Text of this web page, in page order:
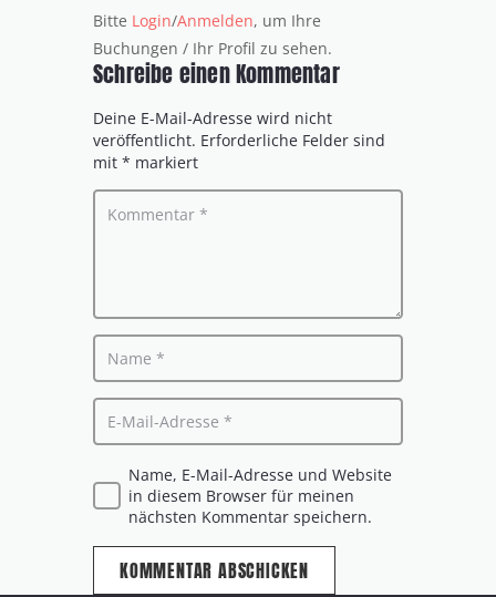
Bitte Login/Anmelden, um Ihre
Buchungen / Ihr Profil zu sehen.
Schreibe einen Kommentar
Deine E-Mail-Adresse wird nicht
veröffentlicht. Erforderliche Felder sind
mit * markiert
Name, E-Mail-Adresse und Website
in diesem Browser für meinen
nächsten Kommentar speichern.
KOMMENTAR ABSCHICKEN